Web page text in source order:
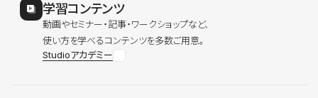
学習コンテンツ
動画やセミナー・記事・ワークショップなど、
使い方を学べるコンテンツを多数ご用意。
Studioアカデミー